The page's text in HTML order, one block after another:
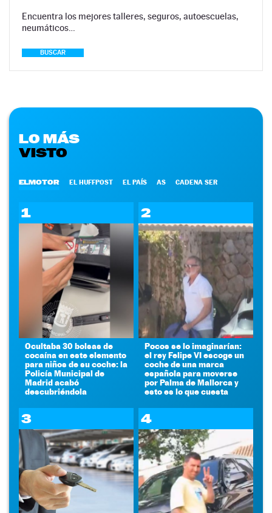
Encuentra los mejores talleres, seguros, autoescuelas,
neumáticos…
BUSCAR
LO MÁS
VISTO
ELMOTOR EL HUFFPOST EL PAÍS AS CADENA SER
1
Ocultaba 30 bolsas de
cocaína en este elemento
para niños de su coche: la
Policía Municipal de
Madrid acabó
descubriéndola
2
Pocos se lo imaginarían:
el rey Felipe VI escoge un
coche de una marca
española para moverse
por Palma de Mallorca y
esto es lo que cuesta
3 4